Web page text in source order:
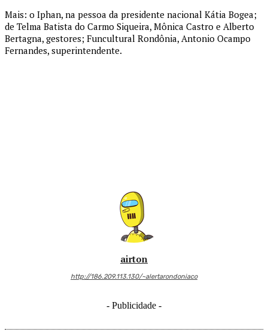
Mais: o Iphan, na pessoa da presidente nacional Kátia Bogea;
de Telma Batista do Carmo Siqueira, Mônica Castro e Alberto
Bertagna, gestores; Funcultural Rondônia, Antonio Ocampo
Fernandes, superintendente.
airton
http://186.209.113.130/~alertarondoniaco
- Publicidade -